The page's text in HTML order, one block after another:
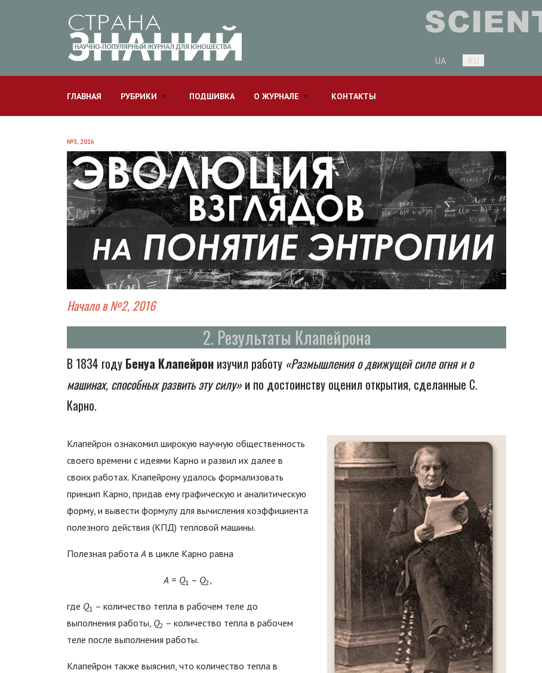
Выберите язык
UA RU
ГЛАВНАЯ РУБРИКИ ПОДШИВКА О ЖУРНАЛЕ КОНТАКТЫ
№3, 2016
Начало в №2, 2016
2. Результаты Клапейрона
В 1834 году Бенуа Клапейрон изучил работу «Размышления о движущей силе огня и о
машинах, способных развить эту силу» и по достоинству оценил открытия, сделанные С.
Карно.
Клапейрон ознакомил широкую научную общественность
своего времени с идеями Карно и развил их далее в
своих работах. Клапейрону удалось формализовать
принцип Карно, придав ему графическую и аналитическую
форму, и вывести формулу для вычисления коэффициента
полезного действия (КПД) тепловой машины.
Полезная работаA в цикле Карно равна
A = Q1 – Q2,
где Q1 – количество тепла в рабочем теле до
выполнения работы, Q2 – количество тепла в рабочем
теле после выполнения работы.
Клапейрон также выяснил, что количество тепла в